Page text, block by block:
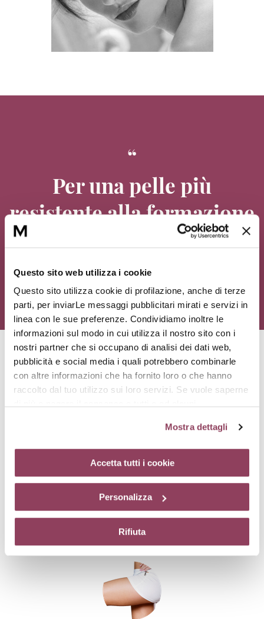
Questo sito web utilizza i cookie
Questo sito utilizza cookie di profilazione, anche di terze
parti, per inviarLe messaggi pubblicitari mirati e servizi in
linea con le sue preferenze. Condividiamo inoltre le
informazioni sul modo in cui utilizza il nostro sito con i
nostri partner che si occupano di analisi dei dati web,
pubblicità e social media i quali potrebbero combinarle
con altre informazioni che ha fornito loro o che hanno
raccolto dal tuo utilizzo sui loro servizi. Se vuole saperne
cliccando sul tasto “Accetta tutti i cookie”. Se non vuole i
“Rifiuta”. Chiudendo questo banner tramite l’apposito
comando “X” continuerai la navigazione del sito in
diversi da quelli tecnici.
Mostra dettagli
Accetta tutti i cookie
Personalizza
Rifiuta
Per una pelle più
resistente alla formazione
di nuove smagliature
Principi attivi
Acido ialuronico
Molecola «spugna», capace di trattenere acqua fino a mille volte
il suo peso. Idrata gli strati superficiali dell’epidermide e aiuta a
rimpolpare i tratti.